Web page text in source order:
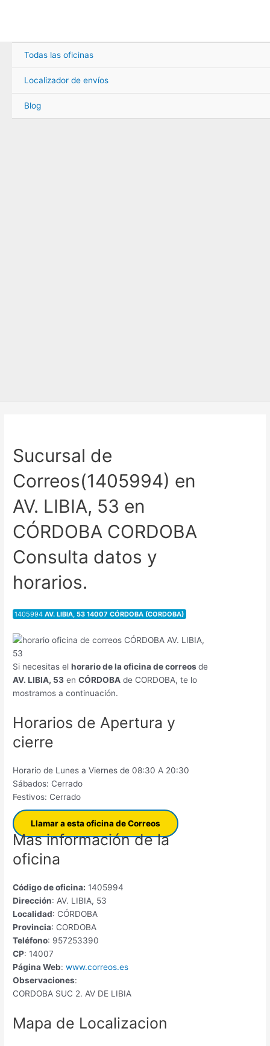
Todas las oficinas
Localizador de envíos
Blog
Sucursal de
Correos(1405994) en
AV. LIBIA, 53 en
CÓRDOBA CORDOBA
Consulta datos y
horarios.
1405994AV. LIBIA, 53 14007 CÓRDOBA (CORDOBA)
Si necesitas elhorario de la oficina de correosde
AV. LIBIA, 53 enCÓRDOBA de CORDOBA, te lo
mostramos a continuación.
Horarios de Apertura y
cierre
Horario de Lunes a Viernes de 08:30 A 20:30
Sábados: Cerrado
Festivos: Cerrado
Llamar a esta oficina de Correos
Mas información de la
oficina
Código de oficina: 1405994
Dirección: AV. LIBIA, 53
Localidad: CÓRDOBA
Provincia: CORDOBA
Teléfono: 957253390
CP: 14007
Página Web: www.correos.es
Observaciones:
CORDOBA SUC 2. AV DE LIBIA
Mapa de Localizacion